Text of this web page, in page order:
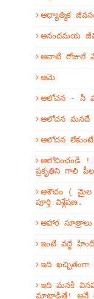
ఆధ్యాత్మిక
ఆనందమయ
ఆనాటి రోజులే
ఆమె
ఆలోచన - నీ మాటే
ఆలోచన
ఆలోచన
ఆలోచించండి !
ప్రకృతిని గాలి
ఆశౌచం ( మైల
పూర్తి విశ్లేషణ.
ఆహార సూత్రాలు
ఇంటి వద్దే
ఇది ఖచ్చితంగా
ఇది మనకి
మాట్లాడితే! అనే